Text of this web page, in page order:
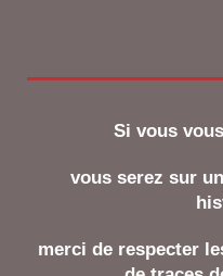
Si vous
vous serez sur
merci de respecter